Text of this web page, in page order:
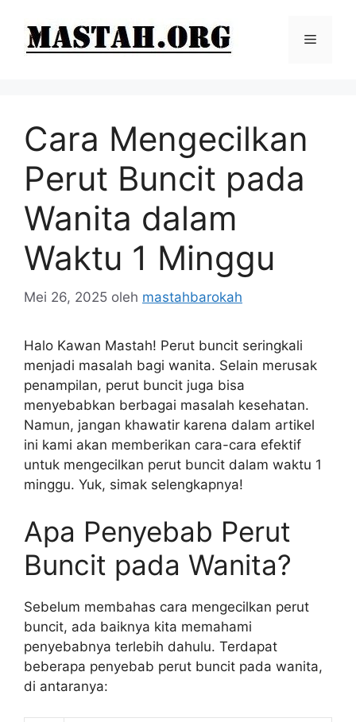
Menu
Cara Mengecilkan
Perut Buncit pada
Wanita dalam
Waktu 1 Minggu
Mei 26, 2025 oleh mastahbarokah
Halo Kawan Mastah! Perut buncit seringkali
menjadi masalah bagi wanita. Selain merusak
penampilan, perut buncit juga bisa
menyebabkan berbagai masalah kesehatan.
Namun, jangan khawatir karena dalam artikel
ini kami akan memberikan cara-cara efektif
untuk mengecilkan perut buncit dalam waktu 1
minggu. Yuk, simak selengkapnya!
Apa Penyebab Perut
Buncit pada Wanita?
Sebelum membahas cara mengecilkan perut
buncit, ada baiknya kita memahami
penyebabnya terlebih dahulu. Terdapat
beberapa penyebab perut buncit pada wanita,
di antaranya: